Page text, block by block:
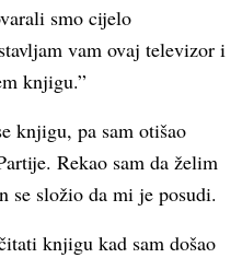
smo cijelo
vam ovaj televizor i
knjigu.”
knjigu, pa sam otišao
Rekao sam da želim
se složio da mi je posudi.
knjigu kad sam došao